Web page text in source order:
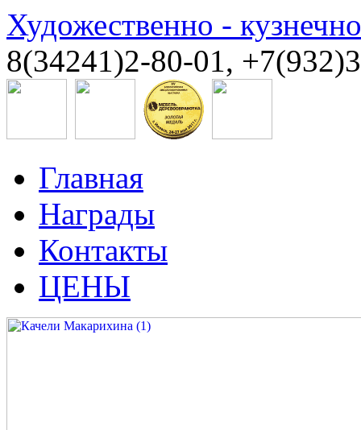
Художественно -
8(34241)2-80-01,
Главная
Награды
Контакты
ЦЕНЫ